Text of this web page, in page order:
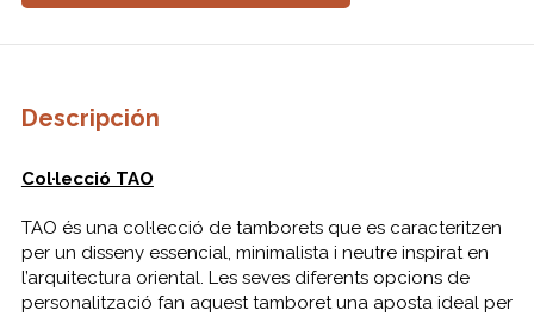
Descripción
Col·lecció TAO
TAO és una col·lecció de tamborets que es caracteritzen
per un disseny essencial, minimalista i neutre inspirat en
l’arquitectura oriental. Les seves diferents opcions de
personalització fan aquest tamboret una aposta ideal per